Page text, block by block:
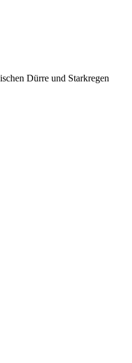
Dürre und Starkregen